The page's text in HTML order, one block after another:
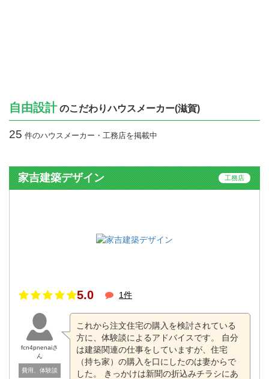
自由設計のこだわりハウスメーカー(滋賀)
25 件のハウスメーカー・工務店を掲載中
家吉建築デザイン 工務店
5.0 1件
fcn4pnenaiさ
ん
費用、体験談
これから注文住宅の購入を検討されている
方に、体験談によるアドバイスです。 自分
は建築関連の仕事をしていますが、住宅
（持ち家）の購入を口にしたのは妻からで
した。 きっかけは新聞の折込みチラシにあ